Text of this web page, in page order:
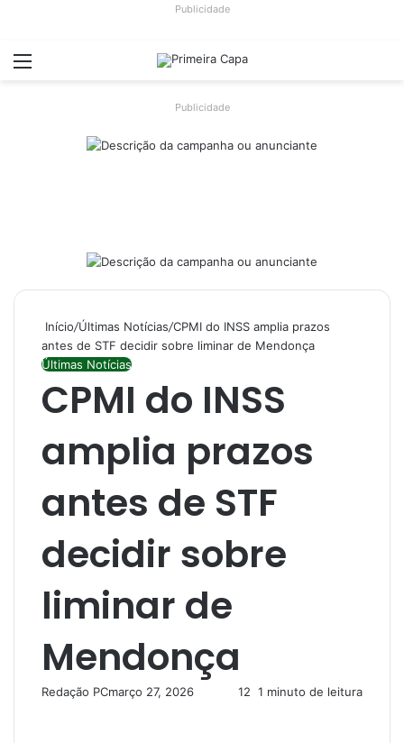
Publicidade
Menu
Publicidade
Início/Últimas Notícias/CPMI do INSS amplia prazos
antes de STF decidir sobre liminar de Mendonça
Últimas Notícias
CPMI do INSS
amplia prazos
antes de STF
decidir sobre
liminar de
Mendonça
Redação PCmarço 27, 2026 12 1 minuto de leitura